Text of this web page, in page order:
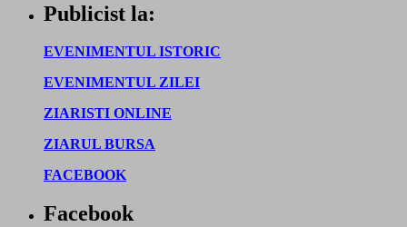
Publicist la:
EVENIMENTUL ISTORIC
EVENIMENTUL ZILEI
ZIARISTI ONLINE
ZIARUL BURSA
FACEBOOK
Facebook